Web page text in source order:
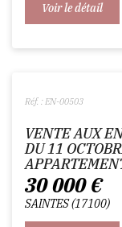
Voir le détail
VENTE AUX
DU 11
30 000 €
SAINTES 17100
Réf. : EN-00503